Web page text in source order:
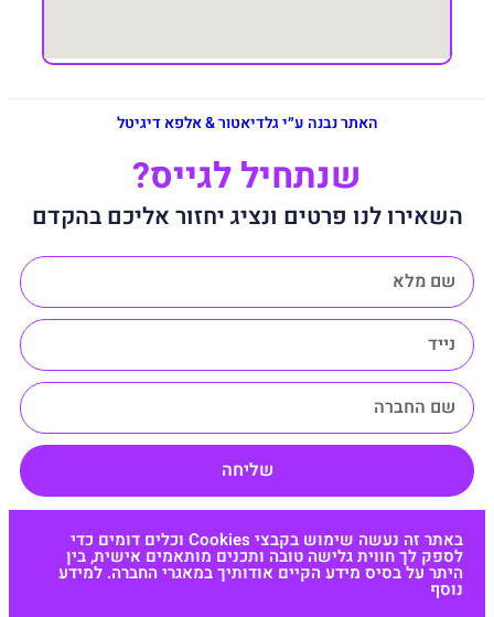
האתר נבנה ע״י גלדיאטור & אלפא דיגיטל
שנתחיל לגייס?
השאירו לנו פרטים ונציג יחזור אליכם בהקדם
שליחה
באתר זה נעשה שימוש בקבצי Cookies וכלים דומים כדי
לספק לך חווית גלישה טובה ותכנים מותאמים אישית, בין
היתר על בסיס מידע הקיים אודותיך במאגרי החברה. למידע
נוסף